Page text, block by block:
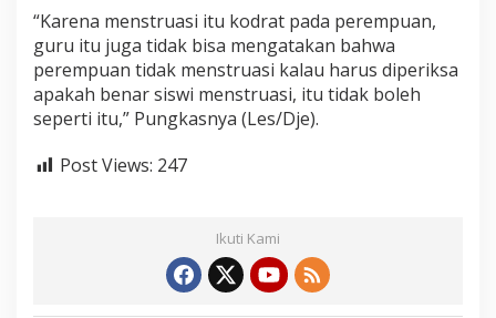
H
a
r
u
s
d
P
a
“Karena menstruasi itu kodrat pada perempuan,
guru itu juga tidak bisa mengatakan bahwa
perempuan tidak menstruasi kalau harus diperiksa
apakah benar siswi menstruasi, itu tidak boleh
seperti itu,” Pungkasnya (Les/Dje).
Post Views: 247
Ikuti Kami